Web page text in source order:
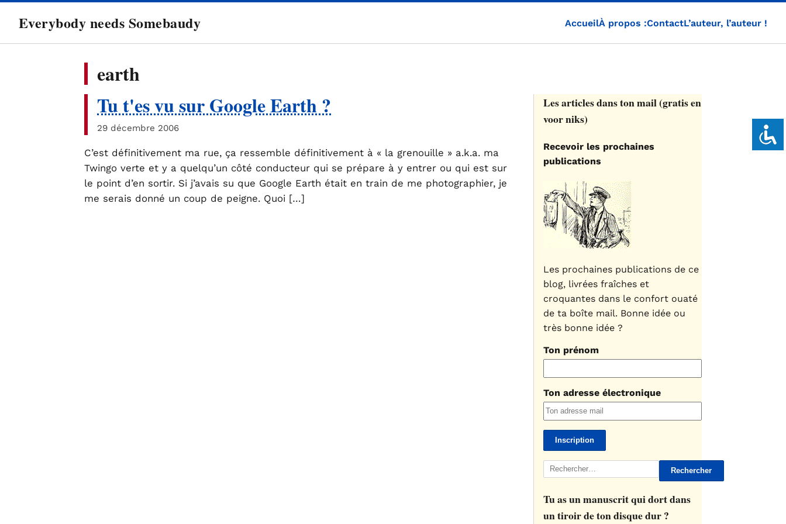
Everybody needs Somebaudy AccueilÀ propos :ContactL’auteur, l’auteur !
earth
Tu t'es vu sur Google Earth ?
29 décembre 2006
C’est définitivement ma rue, ça ressemble définitivement à « la grenouille » a.k.a. ma
Twingo verte et y a quelqu’un côté conducteur qui se prépare à y entrer ou qui est sur
le point d’en sortir. Si j’avais su que Google Earth était en train de me photographier, je
me serais donné un coup de peigne. Quoi […]
Les articles dans ton mail (gratis en
voor niks)
Recevoir les prochaines
publications
Les prochaines publications de ce
blog, livrées fraîches et
croquantes dans le confort ouaté
de ta boîte mail. Bonne idée ou
très bonne idée ?
Ton prénom
Ton adresse électronique
Rechercher :
Tu as un manuscrit qui dort dans
un tiroir de ton disque dur ?